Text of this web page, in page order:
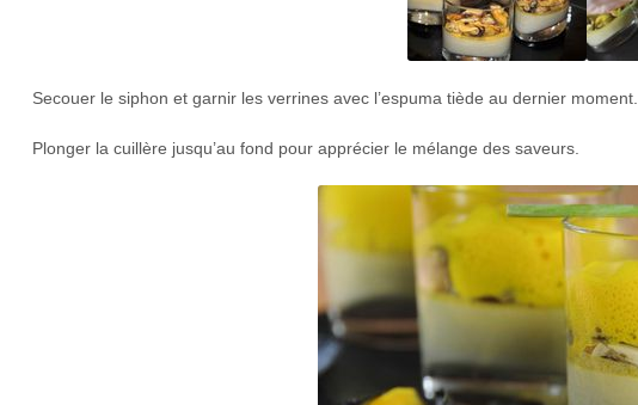
Secouer le siphon et garnir les verrines avec l’espuma tiède au dernier moment.
Plonger la cuillère jusqu’au fond pour apprécier le mélange des saveurs.